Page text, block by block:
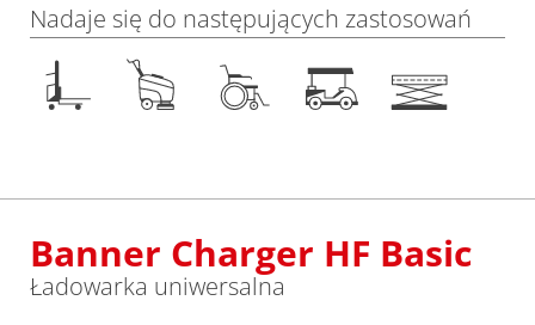
Nadaje się do następujących zastosowań
Banner Charger HF Basic
Ładowarka uniwersalna